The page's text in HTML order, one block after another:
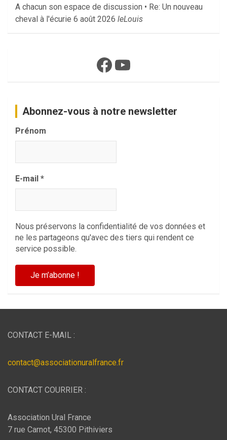
A chacun son espace de discussion • Re: Un nouveau
cheval à l'écurie 6 août 2026 leLouis
Facebook
YouTube
Abonnez-vous à notre newsletter
Prénom
E-mail *
Nous préservons la confidentialité de vos données et
ne les partageons qu'avec des tiers qui rendent ce
service possible.
CONTACT E-MAIL :
contact@associationuralfrance.fr
CONTACT COURRIER :
Association Ural France
7 rue Carnot, 45300 Pithiviers